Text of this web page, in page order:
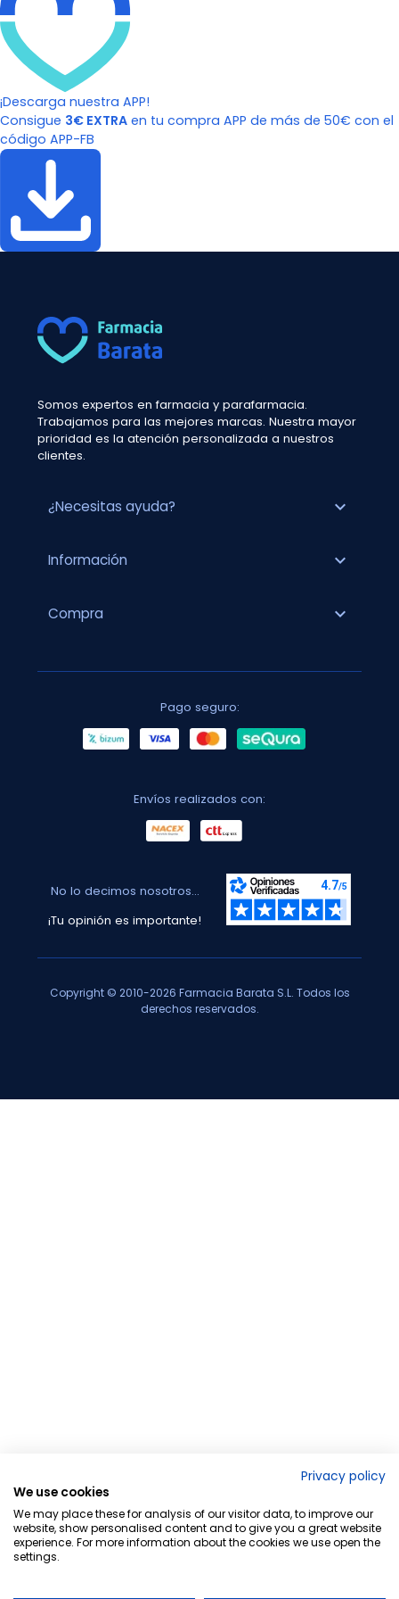
¡Descarga nuestra APP!
Consigue 3€ EXTRA en tu compra APP de más de 50€ con el
código APP-FB
Somos expertos en farmacia y parafarmacia.
Trabajamos para las mejores marcas. Nuestra mayor
prioridad es la atención personalizada a nuestros
clientes.
¿Necesitas ayuda? expand_more
Información expand_more
Compra expand_more
Pago seguro:
Envíos realizados con:
No lo decimos nosotros...
¡Tu opinión es importante!
Copyright © 2010-2026 Farmacia Barata S.L. Todos los
derechos reservados.
Privacy policy
We use cookies
We may place these for analysis of our visitor data, to improve our
website, show personalised content and to give you a great website
experience. For more information about the cookies we use open the
settings.